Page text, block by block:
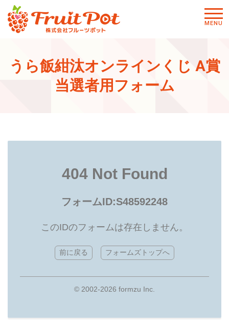
うら飯紺汰オンラインくじ A賞
当選者用フォーム
メニ
MENU